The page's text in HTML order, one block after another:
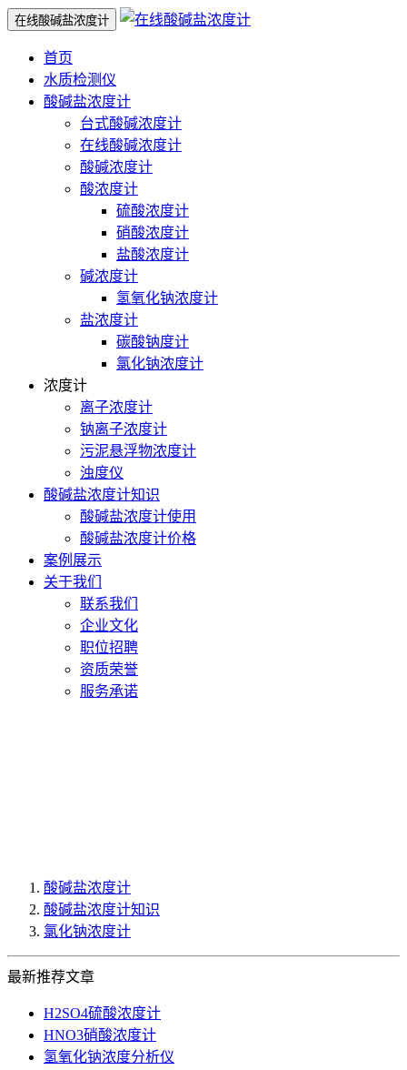
在线酸碱盐浓度计
首页
水质检测仪
酸碱盐浓度计
台式酸碱浓度计
在线酸碱浓度计
酸碱浓度计
酸浓度计
硫酸浓度计
硝酸浓度计
盐酸浓度计
碱浓度计
氢氧化钠浓度计
盐浓度计
碳酸钠度计
氯化钠浓度计
浓度计
离子浓度计
钠离子浓度计
污泥悬浮物浓度计
浊度仪
酸碱盐浓度计知识
酸碱盐浓度计使用
酸碱盐浓度计价格
案例展示
关于我们
联系我们
企业文化
职位招聘
资质荣誉
服务承诺
酸碱盐浓度计
酸碱盐浓度计知识
氯化钠浓度计
最新推荐文章
H2SO4硫酸浓度计
HNO3硝酸浓度计
氢氧化钠浓度分析仪